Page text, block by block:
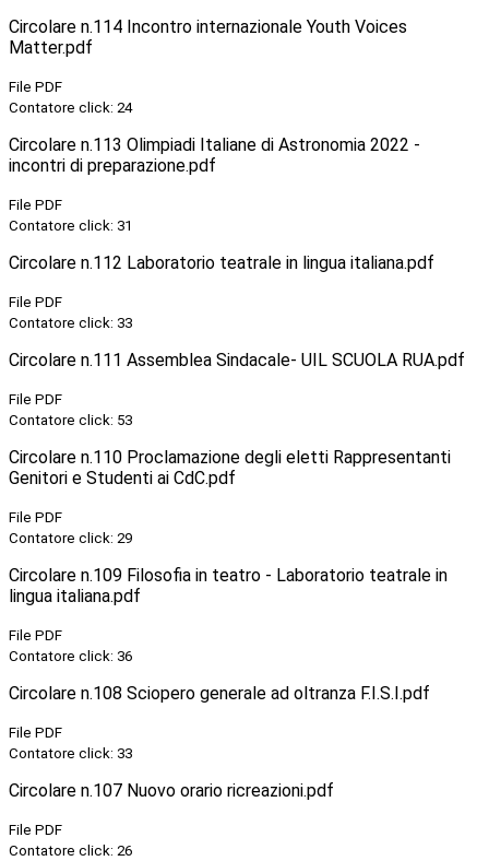
Circolare n.114 Incontro internazionale Youth Voices
Matter.pdf
File PDF
Contatore click: 24
Circolare n.113 Olimpiadi Italiane di Astronomia 2022 -
incontri di preparazione.pdf
File PDF
Contatore click: 31
Circolare n.112 Laboratorio teatrale in lingua italiana.pdf
File PDF
Contatore click: 33
Circolare n.111 Assemblea Sindacale- UIL SCUOLA RUA.pdf
File PDF
Contatore click: 53
Circolare n.110 Proclamazione degli eletti Rappresentanti
Genitori e Studenti ai CdC.pdf
File PDF
Contatore click: 29
Circolare n.109 Filosofia in teatro - Laboratorio teatrale in
lingua italiana.pdf
File PDF
Contatore click: 36
Circolare n.108 Sciopero generale ad oltranza F.I.S.I.pdf
File PDF
Contatore click: 33
Circolare n.107 Nuovo orario ricreazioni.pdf
File PDF
Contatore click: 26